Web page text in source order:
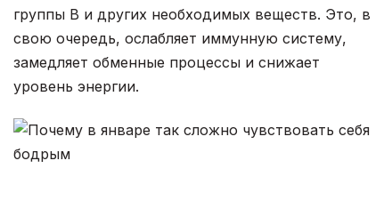
группы B и других необходимых веществ. Это, в
свою очередь, ослабляет иммунную систему,
замедляет обменные процессы и снижает
уровень энергии.